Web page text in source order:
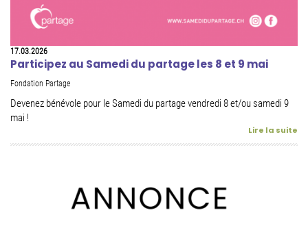
17.03.2026
Participez au Samedi du partage les 8 et 9 mai
Fondation Partage
Devenez bénévole pour le Samedi du partage vendredi 8 et/ou samedi 9
mai !
Lire la suite